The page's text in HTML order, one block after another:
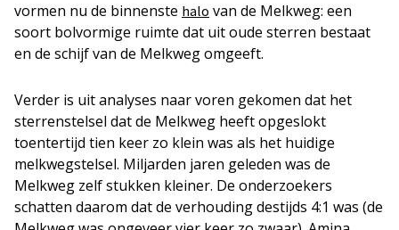
vormen nu de binnenste halo van de Melkweg: een
soort bolvormige ruimte dat uit oude sterren bestaat
en de schijf van de Melkweg omgeeft.
Verder is uit analyses naar voren gekomen dat het
sterrenstelsel dat de Melkweg heeft opgeslokt
toentertijd tien keer zo klein was als het huidige
melkwegstelsel. Miljarden jaren geleden was de
Melkweg zelf stukken kleiner. De onderzoekers
schatten daarom dat de verhouding destijds 4:1 was (de